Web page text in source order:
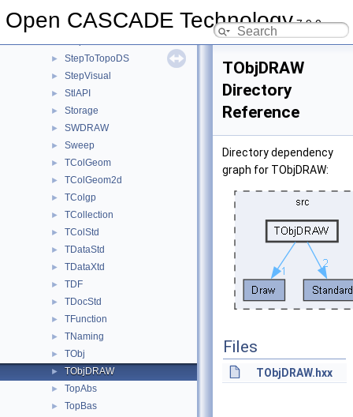
Open CASCADE Technology7.9.0
StepShape
► StepToTopoDS
► StepVisual
► StlAPI
► Storage
► SWDRAW
► Sweep
► TColGeom
► TColGeom2d
► TColgp
► TCollection
► TColStd
► TDataStd
► TDataXtd
► TDF
► TDocStd
► TFunction
► TNaming
► TObj
► TObjDRAW
► TopAbs
► TopBas
TObjDRAW
Directory
Reference
Directory dependency
graph for TObjDRAW:
Files
TObjDRAW.hxx